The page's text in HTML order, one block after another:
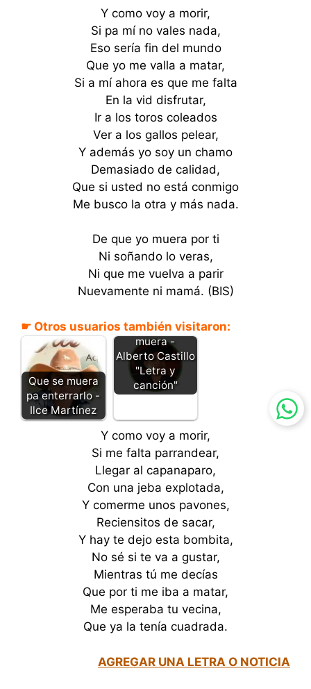
Y como voy a morir,
Si pa mí no vales nada,
Eso sería fin del mundo
Que yo me valla a matar,
Si a mí ahora es que me falta
En la vid disfrutar,
Ir a los toros coleados
Ver a los gallos pelear,
Y además yo soy un chamo
Demasiado de calidad,
Que si usted no está conmigo
Me busco la otra y más nada.
De que yo muera por ti
Ni soñando lo veras,
Ni que me vuelva a parir
Nuevamente ni mamá. (BIS)
☛ Otros usuarios también visitaron:
Que se muera
pa enterrarlo -
Ilce Martínez
Cuando yo
muera -
Alberto Castillo
"Letra y
canción"
Y como voy a morir,
Si me falta parrandear,
Llegar al capanaparo,
Con una jeba explotada,
Y comerme unos pavones,
Reciensitos de sacar,
Y hay te dejo esta bombita,
No sé si te va a gustar,
Mientras tú me decías
Que por ti me iba a matar,
Me esperaba tu vecina,
Que ya la tenía cuadrada.
AGREGAR UNA LETRA O NOTICIA